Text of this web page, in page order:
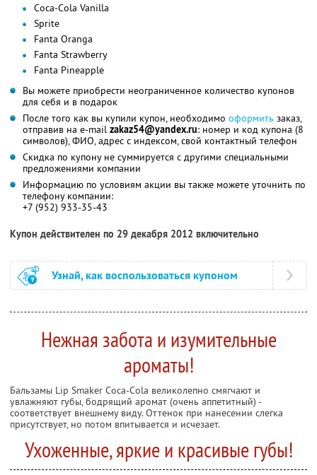
Coca-Cola Vanilla
Sprite
Fanta Oranga
Fanta Strawberry
Fanta Pineapple
Вы можете приобрести неограниченное количество купонов
для себя и в подарок
После того как вы купили купон, необходимо оформить заказ,
отправив на e-mail zakaz54@yandex.ru: номер и код купона (8
символов), ФИО, адрес с индексом, свой контактный телефон
Скидка по купону не суммируется с другими специальными
предложениями компании
Информацию по условиям акции вы также можете уточнить по
телефону компании:
+7 (952) 933-35-43
Купон действителен по 29 декабря 2012 включительно
Узнай, как воспользоваться купоном
Нежная забота и изумительные
ароматы!
Бальзамы Lip Smaker Coca-Cola великолепно смягчают и
увлажняют губы, бодрящий аромат (очень аппетитный) -
соответствует внешнему виду. Оттенок при нанесении слегка
присутствует, но потом впитывается и исчезает.
Ухоженные, яркие и красивые губы!